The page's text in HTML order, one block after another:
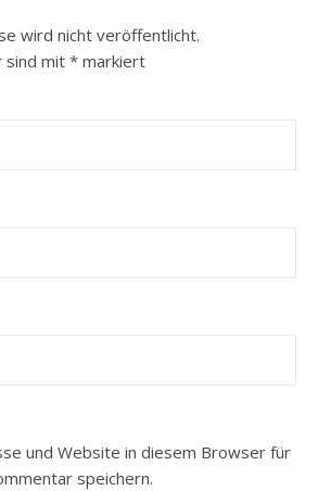
wird nicht veröffentlicht.
sind mit * markiert
und Website in diesem Browser für
speichern.